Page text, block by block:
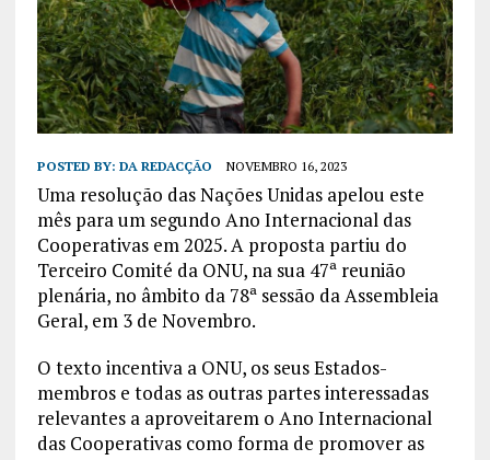
POSTED BY: DA REDACÇÃO NOVEMBRO 16, 2023
Uma resolução das Nações Unidas apelou este
mês para um segundo Ano Internacional das
Cooperativas em 2025. A proposta partiu do
Terceiro Comité da ONU, na sua 47ª reunião
plenária, no âmbito da 78ª sessão da Assembleia
Geral, em 3 de Novembro.
O texto incentiva a ONU, os seus Estados-
membros e todas as outras partes interessadas
relevantes a aproveitarem o Ano Internacional
das Cooperativas como forma de promover as